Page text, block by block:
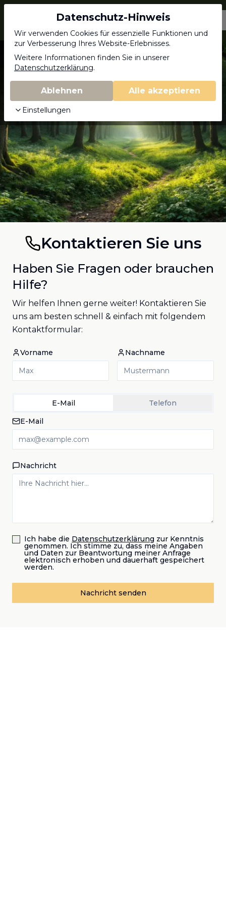
Jagdschein.com
Kontakt
Kontaktieren Sie uns
Haben Sie Fragen oder brauchen
Hilfe?
Wir helfen Ihnen gerne weiter! Kontaktieren Sie
uns am besten schnell & einfach mit folgendem
Kontaktformular:
Vorname Nachname
E-Mail
Telefon
E-Mail
Nachricht
Ich habe die Datenschutzerklärung zur Kenntnis
genommen. Ich stimme zu, dass meine Angaben
und Daten zur Beantwortung meiner Anfrage
elektronisch erhoben und dauerhaft gespeichert
werden.
Nachricht senden
Datenschutz-Hinweis
Wir verwenden Cookies für essenzielle Funktionen und
zur Verbesserung Ihres Website-Erlebnisses.
Weitere Informationen finden Sie in unserer
Datenschutzerklärung.
Ablehnen Alle akzeptieren
Einstellungen